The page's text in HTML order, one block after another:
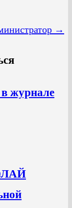
→
журнале